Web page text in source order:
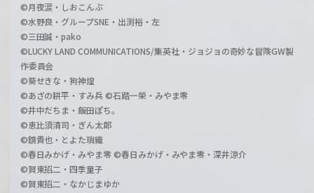
©月夜涙・しおこんぶ
©水野良・グループSNE・出渕裕・左
©三田誠・pako
©LUCKY LAND COMMUNICATIONS/集英社・ジョジョの奇妙な冒険GW製
作委員会
©葵せきな・狗神煌
©あざの耕平・すみ兵 ©石踏一榮・みやま零
©井中だちま・飯田ぽち。
©恵比須清司・ぎん太郎
©鏡貴也・とよた瑣織
©春日みかげ・みやま零 ©春日みかげ・みやま零・深井涼介
©賀東招二・四季童子
©賀東招二・なかじまゆか